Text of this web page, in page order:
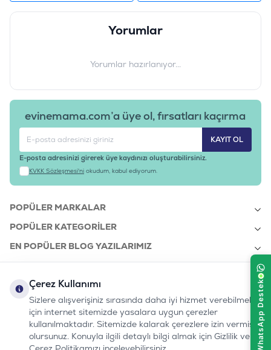
Yorumlar
Yorumlar hazırlanıyor...
evinemama.com’a üye ol, fırsatları kaçırma
KAYIT OL
E-posta adresinizi girerek üye kaydınızı oluşturabilirsiniz.
KVKK Sözleşmesi'ni okudum, kabul ediyorum.
POPÜLER MARKALAR
POPÜLER KATEGORILER
EN POPÜLER BLOG YAZILARIMIZ
KURUMSAL
bizi takip edin:
Instagram
Youtube
TiktokFacebook
Linkedin
0232 7000 212
%100 MUTLU
Çerez Kullanımı
Sizlere alışverişiniz sırasında daha iyi hizmet verebilmek
için internet sitemizde yasalara uygun çerezler
kullanılmaktadır. Sitemizde kalarak çerezlere izin vermiş
olursunuz. Konuyla ilgili detaylı bilgi almak için Gizlilik ve